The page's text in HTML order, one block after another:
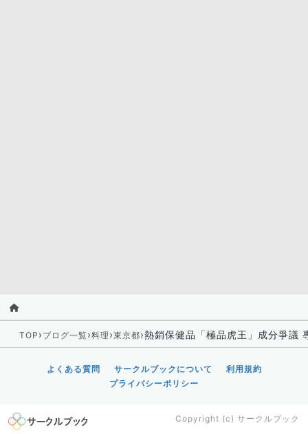
TOP › ブログ一覧›料理 ›東京都›熱銷保健品「極品虎王」成分爭議
よくある質問 サークルブックについて
利用規約
プライバシーポリシー
Copyright (c) サークルブック